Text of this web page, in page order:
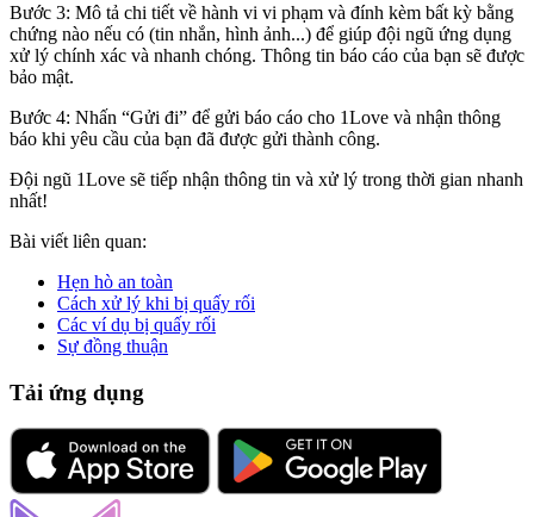
Bước 3: Mô tả chi tiết về hành vi vi phạm và đính kèm bất kỳ bằng
chứng nào nếu có (tin nhắn, hình ảnh...) để giúp đội ngũ ứng dụng
xử lý chính xác và nhanh chóng. Thông tin báo cáo của bạn sẽ được
bảo mật.
Bước 4: Nhấn “Gửi đi” để gửi báo cáo cho 1Love và nhận thông
báo khi yêu cầu của bạn đã được gửi thành công.
Đội ngũ 1Love sẽ tiếp nhận thông tin và xử lý trong thời gian nhanh
nhất!
Bài viết liên quan:
Hẹn hò an toàn
Cách xử lý khi bị quấy rối
Các ví dụ bị quấy rối
Sự đồng thuận
Tải ứng dụng